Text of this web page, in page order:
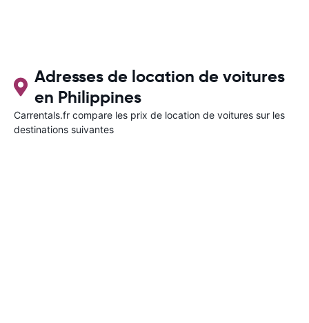
Adresses de location de voitures
en Philippines
Carrentals.fr compare les prix de location de voitures sur les
destinations suivantes